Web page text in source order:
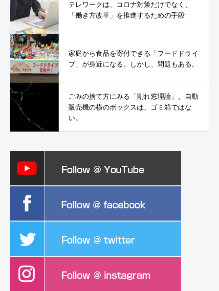
テレワークは、コロナ対策だけでなく、
「働き方改革」を推進するための手段
家庭から食品を寄付できる「フードドライ
ブ」が身近になる。しかし、問題もある。
ごみの捨て方にみる「割れ窓理論」。自動
販売機の横のボックスは、ゴミ箱ではな
い。